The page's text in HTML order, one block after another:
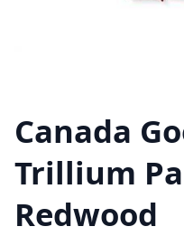
Canada
Trillium
Redwood